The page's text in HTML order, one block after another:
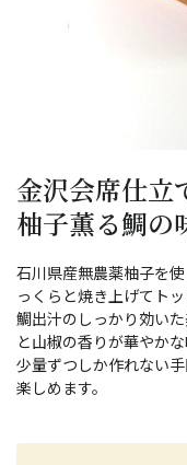
金沢会席仕立
柚子薫る鯛の
石川県産無農薬柚子を
っくらと焼き上げてトッ
鯛出汁のしっかり効い
と山椒の香りが華やか
少量ずつしか作れない
楽しめます。